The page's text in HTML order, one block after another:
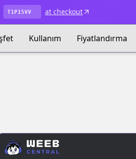
T1P15VV at checkout
Kullanım Fiyatlandırma